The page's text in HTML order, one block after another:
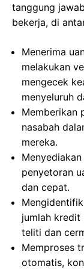
tanggung
bekerja, di
Menerima
melakukan
mengecek
menyeluruh
Memberikan
nasabah
mereka.
penyetoran
dan cepat.
jumlah
teliti dan
Memproses
otomatis,